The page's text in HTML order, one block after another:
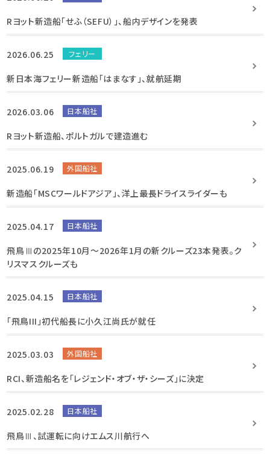
Rヨット新造船「せふ（SEFU）」、船内デザインを発表
2026.06.25 フェリー
新日本海フェリー新造船「はまなす」、就航延期
2026.03.06 日本船社
Rヨット新造船、ポルトガルで建造進む
2025.06.19 外国船社
新造船「MSCワールドアジア」、洋上最長ドライスライダーも
2025.04.17 日本船社
飛鳥Ⅲの2025年10月～2026年1月の新クルーズ23本発表。ク
リスマスクルーズも
2025.04.15 日本船社
「飛鳥III」初代船長に小久江尚氏が就任
2025.03.03 外国船社
RCI、新造船名を「レジェンド・オブ・ザ・シーズ」に決定
2025.02.28 日本船社
飛鳥Ⅲ、試運転に向けエムス川航行へ